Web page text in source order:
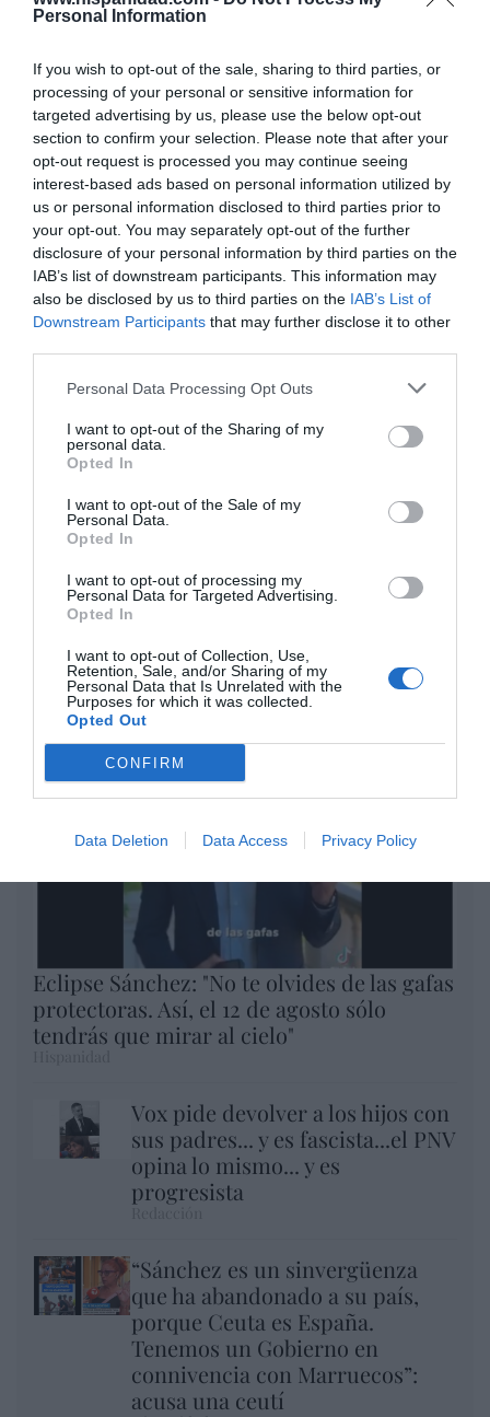
Personal Information
If you wish to opt-out of the sale, sharing to third parties, or
processing of your personal or sensitive information for
targeted advertising by us, please use the below opt-out
section to confirm your selection. Please note that after your
opt-out request is processed you may continue seeing
interest-based ads based on personal information utilized by
us or personal information disclosed to third parties prior to
your opt-out. You may separately opt-out of the further
disclosure of your personal information by third parties on the
IAB’s list of downstream participants. This information may
also be disclosed by us to third parties on the IAB’s List of
Downstream Participants that may further disclose it to other
Personal Data Processing Opt Outs
I want to opt-out of the Sharing of my
personal data.
Opted In
I want to opt-out of the Sale of my
Personal Data.
Opted In
I want to opt-out of processing my
Personal Data for Targeted Advertising.
Opted In
I want to opt-out of Collection, Use,
Retention, Sale, and/or Sharing of my
Personal Data that Is Unrelated with the
Purposes for which it was collected.
Opted Out
CONFIRM
Data Deletion Data Access Privacy Policy
Enormes minucias
Nokia, Ericsson... Huawei: lo que importan
son las patentes
Eulogio López
Isabel Pantoja pierde dos pleitos
con Hacienda por 700.000
Eulogio López
miércoles en los 20.057 puntos,
un nuevo récord
Argumentos
Eclipse Sánchez: "No te olvides de las gafas
protectoras. Así, el 12 de agosto sólo
tendrás que mirar al cielo"
Vox pide devolver a los hijos con
sus padres... y es fascista...el PNV
opina lo mismo... y es
progresista
“Sánchez es un sinvergüenza
que ha abandonado a su país,
porque Ceuta es España.
Tenemos un Gobierno en
connivencia con Marruecos”:
acusa una ceutí